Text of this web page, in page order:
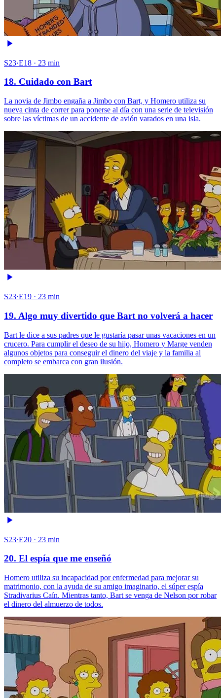
S23·E18 · 23 min
18. Cuidado con Bart
La novia de Jimbo engaña a Jimbo con Bart, y Homero utiliza su
nueva cinta de correr para ponerse al día con una serie de televisión
sobre las víctimas de un accidente de avión varados en una isla.
S23·E19 · 23 min
19. Algo muy divertido que Bart no volverá a hacer
Bart le dice a sus padres que le gustaría pasar unas vacaciones en un
crucero. Para cumplir el deseo de su hijo, Homero y Marge venden
algunos objetos para conseguir el dinero del viaje y la familia al
completo se embarca con gran ilusión.
S23·E20 · 23 min
20. El espía que me enseñó
Homero utiliza su incapacidad por enfermedad para mejorar su
matrimonio, con la ayuda de su amigo imaginario, el súper espía
Stradivarius Caín. Mientras tanto, Bart se venga de Nelson por robar
el dinero del almuerzo de todos.